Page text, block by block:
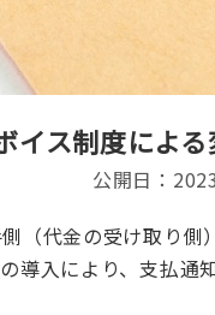
イス制度によ
公開日：
（代金の受け取り
導入により、支払通